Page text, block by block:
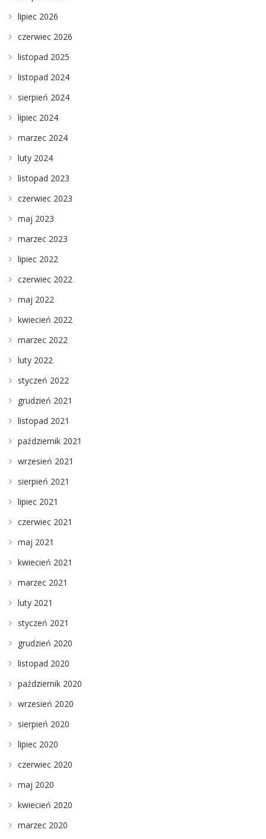
lipiec 2026
czerwiec 2026
listopad 2025
listopad 2024
sierpień 2024
lipiec 2024
marzec 2024
luty 2024
listopad 2023
czerwiec 2023
maj 2023
marzec 2023
lipiec 2022
czerwiec 2022
maj 2022
kwiecień 2022
marzec 2022
luty 2022
styczeń 2022
grudzień 2021
listopad 2021
październik 2021
wrzesień 2021
sierpień 2021
lipiec 2021
czerwiec 2021
maj 2021
kwiecień 2021
marzec 2021
luty 2021
styczeń 2021
grudzień 2020
listopad 2020
październik 2020
wrzesień 2020
sierpień 2020
lipiec 2020
czerwiec 2020
maj 2020
kwiecień 2020
marzec 2020